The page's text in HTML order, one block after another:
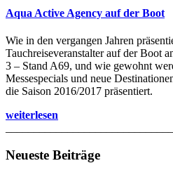
Aqua Active Agency auf der Boot
Wie in den vergangen Jahren
Tauchreiseveranstalter auf der Boot
3 – Stand A69, und wie gewohnt
Messespecials und neue
die Saison 2016/2017 präsentiert.
weiterlesen
Neueste Beiträge